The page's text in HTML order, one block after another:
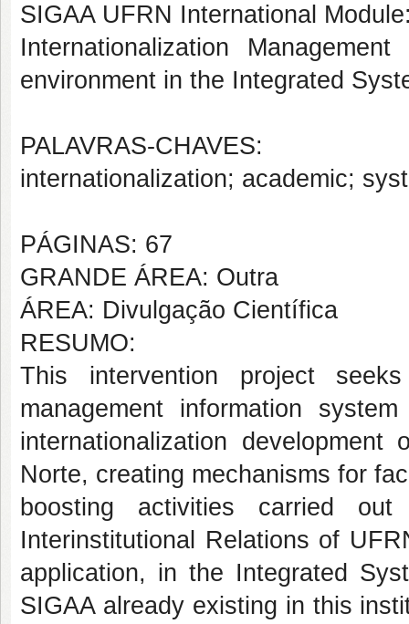
SIGAA UFRN International
Internationalization
environment in the Integrated
PALAVRAS-CHAVES:
internationalization; academic;
PÁGINAS: 67
GRANDE ÁREA: Outra
ÁREA: Divulgação Científica
RESUMO:
This intervention project
management information
internationalization
Norte, creating mechanisms for
boosting activities carried
Interinstitutional Relations of
application, in the Integrated
SIGAA already existing in this